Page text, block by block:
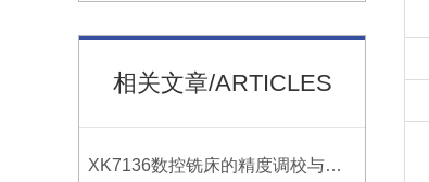
相关文章/ARTICLES
XK7136数控铣床的精度调校与性能优化